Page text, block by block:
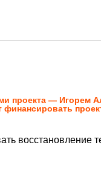
проекта — Игорем
восстановление